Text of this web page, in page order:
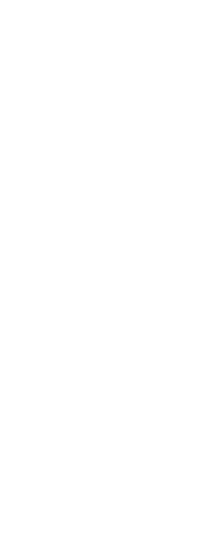
som du fik
dig at bruge
Du må tage én kopi
arkiveringsformål
på din enhed og
henblik på backup
eller deaktivere
eller dele heraf,
dele af dem ikke
med henblik på at
funktionalitet.
forbedringer eller
på alle platforme.
funktioner og
tid til anden stiller til